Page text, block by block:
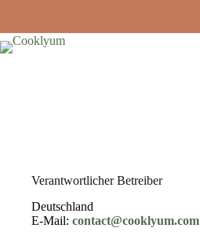
Verantwortlicher Betreiber
Deutschland
E-Mail: contact@cooklyum.com